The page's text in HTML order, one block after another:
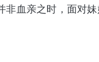
非血亲之时，面对